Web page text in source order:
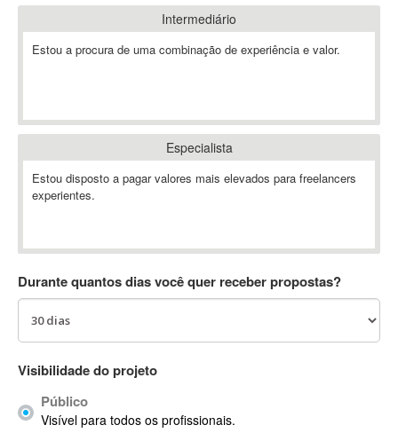
ABAP
Abaqus
ABBYY FineReader
Ableton
Ableton Push
Abstract
AC3
ACID Pro
ACPI
Acrobat
Intermediário
Estou a procura de uma combinação de experiência e valor.
Especialista
Estou disposto a pagar valores mais elevados para freelancers
experientes.
Durante quantos dias você quer receber propostas?
Visibilidade do projeto
Público
Visível para todos os profissionais.